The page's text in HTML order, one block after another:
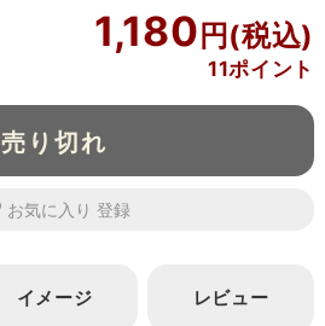
1,180
11ポイント
売り切れ
お気に入り
イメージ レビュー